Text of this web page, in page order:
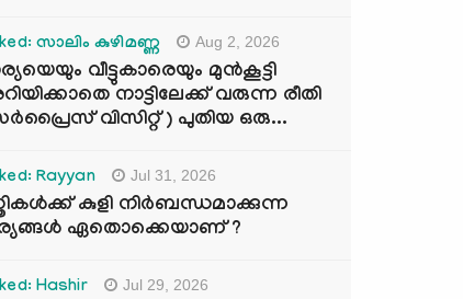
സാലിം കുഴിമണ്ണ Aug 2, 2026
വീട്ടുകാരെയും മുൻകൂട്ടി
നാട്ടിലേക്ക് വരുന്ന രീതി
വിസിറ്റ് ) പുതിയ ഒരു...
Rayyan Jul 31, 2026
കുളി നിർബന്ധമാക്കുന്ന
ഏതൊക്കെയാണ് ?
Hashir Jul 29, 2026